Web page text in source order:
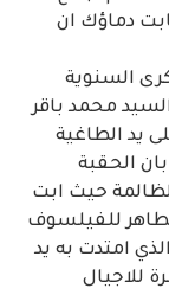
دماؤك ان
السنوية
محمد باقر
يد الطاغية
التاسع من نيسان عام 1980م ابان الحقبة
حيث ابت
للفيلسوف
امتدت به يد
للاجيال